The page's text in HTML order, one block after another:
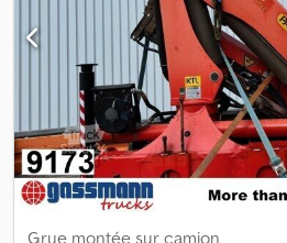
450 kg, 28,5 m - 280 kg ! Codji Rrqispfx
LES ACCESSOIRES SANS GARANTIE.
intermédiaires et erreurs réservées !
Grue montée sur camion